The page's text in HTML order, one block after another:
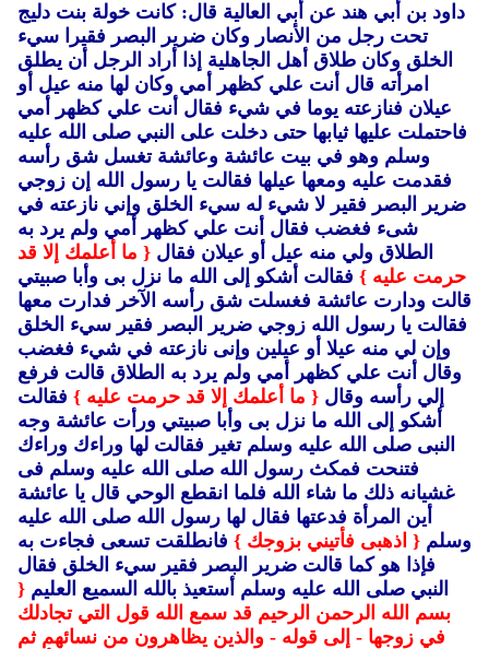
داود بن أبي هند عن أبي العالية قال: كانت خولة بنت دليج
تحت رجل من الأنصار وكان ضرير البصر فقيرا سيء
الخلق وكان طلاق أهل الجاهلية إذا أراد الرجل أن يطلق
امرأته قال أنت علي كظهر أمي وكان لها منه عيل أو
عيلان فنازعته يوما في شيء فقال أنت علي كظهر أمي
فاحتملت عليها ثيابها حتى دخلت على النبي صلى الله عليه
وسلم وهو في بيت عائشة وعائشة تغسل شق رأسه
فقدمت عليه ومعها عيلها فقالت يا رسول الله إن زوجي
ضرير البصر فقير لا شيء له سيء الخلق وإني نازعته في
شىء فغضب فقال أنت علي كظهر أمي ولم يرد به
الطلاق ولي منه عيل أو عيلان فقال { ما أعلمك إلا قد
حرمت عليه } فقالت أشكو إلى الله ما نزل بى وأبا صبيتي
قالت ودارت عائشة فغسلت شق رأسه الآخر فدارت معها
فقالت يا رسول الله زوجي ضرير البصر فقير سيء الخلق
وإن لي منه عيلا أو عيلين وإنى نازعته في شيء فغضب
وقال أنت علي كظهر أمي ولم يرد به الطلاق قالت فرفع
إلي رأسه وقال { ما أعلمك إلا قد حرمت عليه } فقالت
أشكو إلى الله ما نزل بى وأبا صبيتي ورأت عائشة وجه
النبى صلى الله عليه وسلم تغير فقالت لها وراءك وراءك
فتنحت فمكث رسول الله صلى الله عليه وسلم فى
غشيانه ذلك ما شاء الله فلما انقطع الوحي قال يا عائشة
أين المرأة فدعتها فقال لها رسول الله صلى الله عليه
وسلم { اذهبى فأتيني بزوجك } فانطلقت تسعى فجاءت به
فإذا هو كما قالت ضرير البصر فقير سيء الخلق فقال
النبي صلى الله عليه وسلم أستعيذ بالله السميع العليم {
بسم الله الرحمن الرحيم قد سمع الله قول التي تجادلك
في زوجها - إلى قوله - والذين يظاهرون من نسائهم ثم